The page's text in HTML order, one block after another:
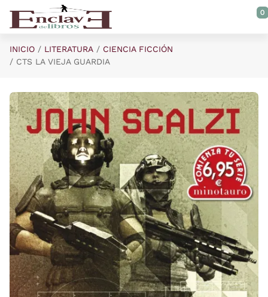
Saltar al contenido principal
0
INICIO LITERATURA
CIENCIA FICCIÓN
CTS LA VIEJA GUARDIA